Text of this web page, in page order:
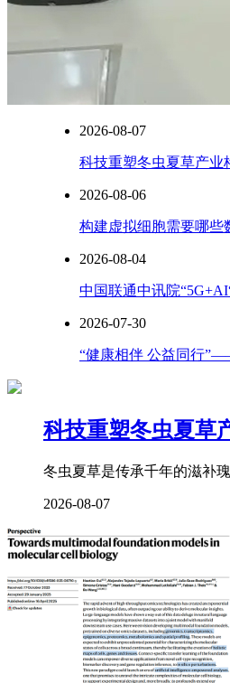
2026-08-07
科技重塑冬虫夏草产业
2026-08-06
构建虚拟细胞需要哪些
2026-08-04
中国联通中讯院
2026-07-30
“健康相伴 公益同行
科技重塑冬虫夏草
冬虫夏草是传承千年的滋补
2026-08-07